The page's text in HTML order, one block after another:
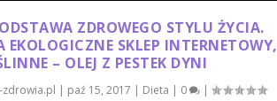
ZDROWEGO STYLU ŻYCIA.
EKOLOGICZNE SKLEP INTERNETOWY,
– OLEJ Z PESTEK DYNI
zdrowia.pl | paź 15, 2017 | Dieta | 0 |